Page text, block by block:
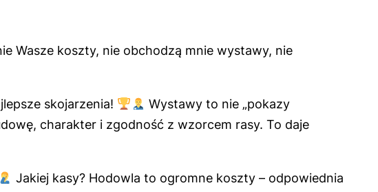
Wasze koszty, nie obchodzą mnie wystawy, nie
skojarzenia!
Wystawy to nie „pokazy
charakter i zgodność z wzorcem rasy. To daje
Jakiej kasy? Hodowla to ogromne koszty – odpowiednia